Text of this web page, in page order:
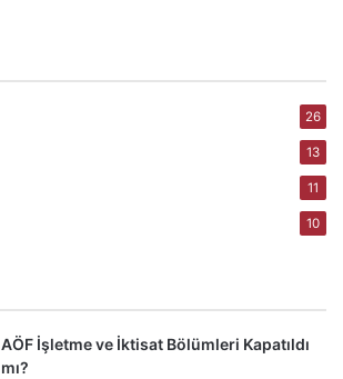
26
13
11
10
AÖF İşletme ve İktisat Bölümleri Kapatıldı
mı?